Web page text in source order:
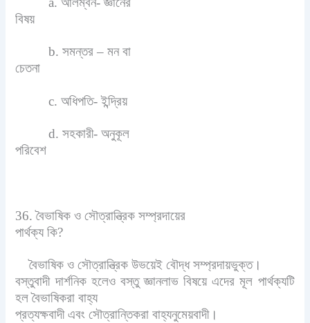
বিষয়
b. সমন্তর – মন বা
চেতনা
c. অধিপতি- ইন্দ্রিয়
d. সহকারী- অনুকূল
পরিবেশ
36. বৈভাষিক ও সৌত্রান্ত্রিক সম্প্রদায়ের
পার্থক্য কি?
বৈভাষিক ও সৌত্রান্ত্রিক উভয়েই বৌদ্ধ সম্প্রদায়ভুক্ত।
বস্তুবাদী দার্শনিক হলেও বস্তু জ্ঞানলাভ বিষয়ে এদের মূল পার্থক্যটি
হল বৈভাষিকরা বাহ্য
প্রত্যক্ষবাদী এবং সৌত্রান্তিকরা বাহ্যনুমেয়বাদী।